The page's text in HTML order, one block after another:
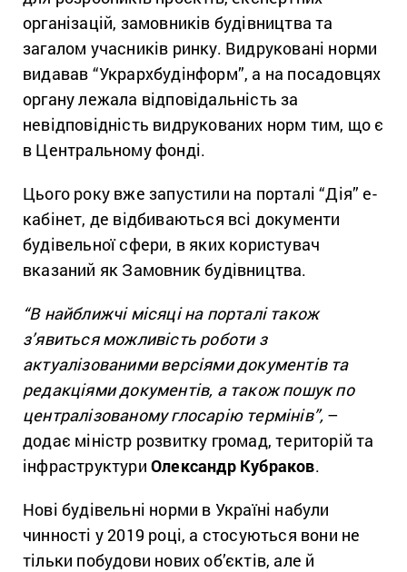
організацій, замовників будівництва та
загалом учасників ринку. Видруковані норми
видавав “Укрархбудінформ”, а на посадовцях
органу лежала відповідальність за
невідповідність видрукованих норм тим, що є
в Центральному фонді.
Цього року вже запустили на порталі “Дія” е-
кабінет, де відбиваються всі документи
будівельної сфери, в яких користувач
вказаний як Замовник будівництва.
“В найближчі місяці на порталі також
з’явиться можливість роботи з
актуалізованими версіями документів та
редакціями документів, а також пошук по
централізованому глосарію термінів”, –
додає міністр розвитку громад, територій та
інфраструктури Олександр Кубраков.
Нові будівельні норми в Україні набули
чинності у 2019 році, а стосуються вони не
тільки побудови нових об’єктів, але й